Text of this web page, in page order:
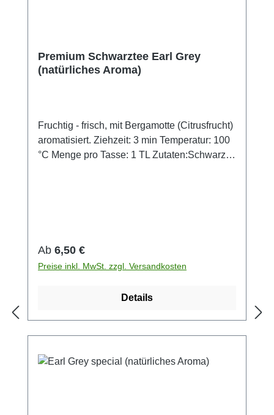
Premium Schwarztee Earl Grey
(natürliches Aroma)
Fruchtig - frisch, mit Bergamotte (Citrusfrucht)
aromatisiert. Ziehzeit: 3 min Temperatur: 100
°C Menge pro Tasse: 1 TL Zutaten:Schwarzer
Regulärer Preis:
Ab 6,50 €
Preise inkl. MwSt. zzgl. Versandkosten
Details